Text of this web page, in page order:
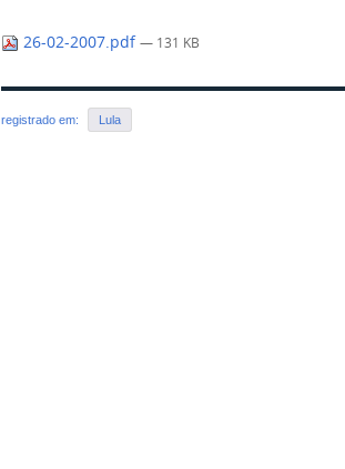
26-02-2007.pdf— 131 KB
registrado em: Lula